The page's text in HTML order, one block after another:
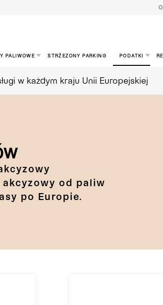
PALIWOWE STRŻEZONY PARKING PODATKI
w każdym kraju Unii Europejskiej
od paliw
po Europie.